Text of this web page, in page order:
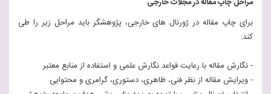
برای چاپ مقاله در ژورنال های خارجی، پژوهشگر باید مراحل زیر را طی
کند:
- نگارش مقاله با رعایت قواعد نگارش علمی و استفاده از منابع معتبر
- ویرایش مقاله از نظر فنی، ظاهری، دستوری، گرامری و محتوایی